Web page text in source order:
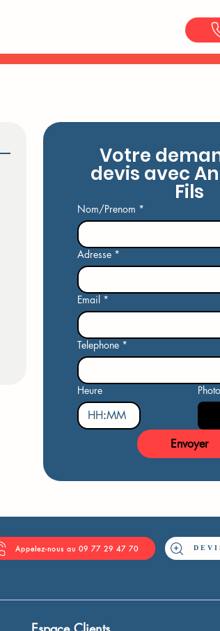
Votre
devis avec
Fils
Nom/Prenom *
Adresse *
Email *
Telephone *
Heure
:
Envoyer
Appelez-nous au 09 77 29 47 70